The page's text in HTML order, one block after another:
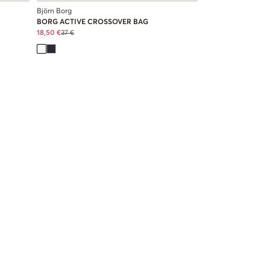
Björn Borg
BORG ACTIVE CROSSOVER BAG
18,50 €37 €